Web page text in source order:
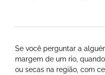
Se você perguntar a
margem de um rio,
ou secas na região, com